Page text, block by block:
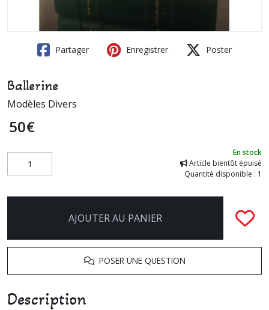
Partager Enregistrer Poster
Ballerine
Modèles Divers
50€
En stock
Article bientôt épuisé
Quantité disponible : 1
AJOUTER AU PANIER
POSER UNE QUESTION
Description